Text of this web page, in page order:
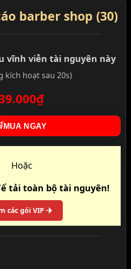
barber shop (30)
vĩnh viễn tài nguyên này
kích hoạt sau 20s)
MUA NGAY
Hoặc
tải toàn bộ tài nguyên!
các gói VIP